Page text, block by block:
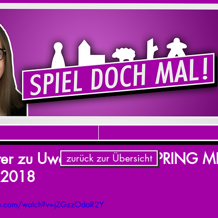
zu Uwe Rosenbergs SPRING
watch?v=jZGzzOdaR2Y
zurück zur Übersicht